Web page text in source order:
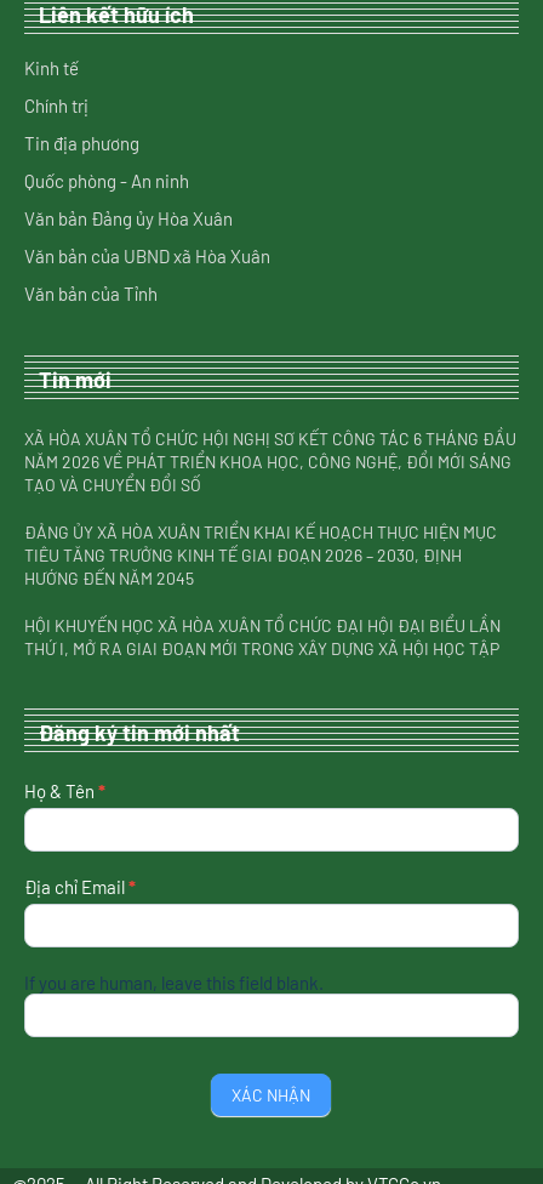
Liên kết hữu ích
Kinh tế
Chính trị
Tin địa phương
Quốc phòng - An ninh
Văn bản Đảng ủy Hòa Xuân
Văn bản của UBND xã Hòa Xuân
Văn bản của Tỉnh
Tin mới
XÃ HÒA XUÂN TỔ CHỨC HỘI NGHỊ SƠ KẾT CÔNG TÁC 6 THÁNG ĐẦU
NĂM 2026 VỀ PHÁT TRIỂN KHOA HỌC, CÔNG NGHỆ, ĐỔI MỚI SÁNG
TẠO VÀ CHUYỂN ĐỔI SỐ
ĐẢNG ỦY XÃ HÒA XUÂN TRIỂN KHAI KẾ HOẠCH THỰC HIỆN MỤC
TIÊU TĂNG TRƯỞNG KINH TẾ GIAI ĐOẠN 2026 – 2030, ĐỊNH
HƯỚNG ĐẾN NĂM 2045
HỘI KHUYẾN HỌC XÃ HÒA XUÂN TỔ CHỨC ĐẠI HỘI ĐẠI BIỂU LẦN
THỨ I, MỞ RA GIAI ĐOẠN MỚI TRONG XÂY DỰNG XÃ HỘI HỌC TẬP
Đăng ký tin mới nhất
nhận
tin
nhất
Họ & Tên *
Địa chỉ Email*
If you are human, leave this field blank.
XÁC NHẬN